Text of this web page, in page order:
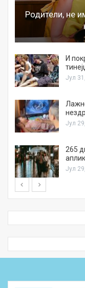
Родители, не
И
Јул
Јул
265
Јул